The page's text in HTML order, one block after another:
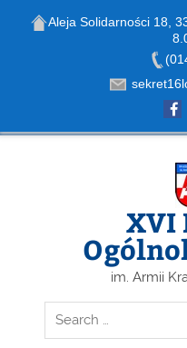
Aleja Solidarności 18,
Skip
XVI
im. Armii